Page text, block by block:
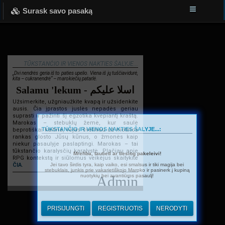
Surask savo pasaką
TŪKSTANČIO IR VIENOS NAKTIES ŠALYJE...
„Dvi nendrės geria iš to paties upelio. Viena iš jų tuščiavidurė,
kita – cukranendrė“ – marokiečių patarlė.
Salamu 'lekum - اسلا عليكم
Užsimerkite, užgniaužkite kvapą ir užsidenkite
ausis. Čia įprastos juslės nepadės geriau
suprasti ir pažinti šį egzotika kvepiantį kraštą.
Marokas – stebuklų žemė, kur saulė
beprotiškai kaitina, vėjas švelniau už motinos
rankas glosto Jūsų kūnus, o žmonės kaip
niekur pasaulyje paslaptingi. Marokas – tai
tūkstančio karalysčių karalystė. Plačiau apie
RPG kontekstą ir siūlomus veikėjus skaitykite
ČIA.
Admin
TŪKSTANČIO IR VIENOS NAKTIES ŠALYJE...:
Mrehba, tautieti ar tiesiog pakeleivi!
Jei tavo širdis tyra, kaip vaiko, esi smalsus ir tiki magija bei
stebuklais, junkis prie vakarietiškojo Maroko ir pasinerk į kupiną
nuotykių bei avantiūros pasaulį!
PRISIJUNGTI REGISTRUOTIS NERODYTI